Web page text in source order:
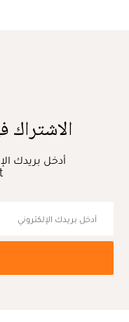
الاشتراك
أدخل بريدك